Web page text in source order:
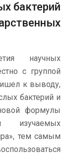
бактерий
научных
с группой
к выводу,
бактерий и
формулы
изучаемых
тем самым